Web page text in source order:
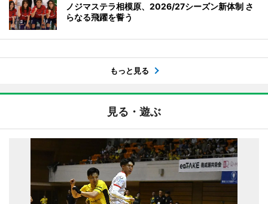
ノジマステラ相模原、2026/27シーズン新体制 さ
らなる飛躍を誓う
もっと見る
見る・遊ぶ